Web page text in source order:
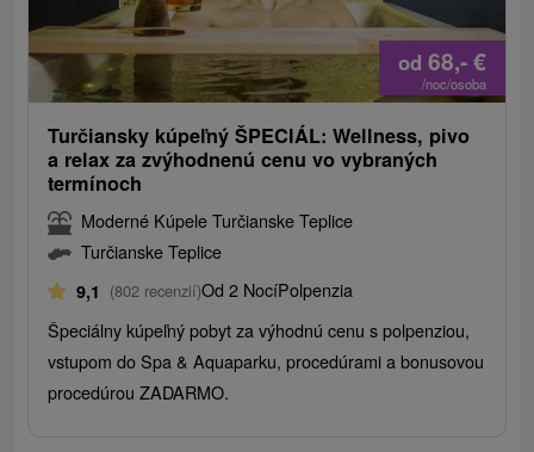
od 68,-€
/noc/osoba
Turčiansky kúpeľný ŠPECIÁL: Wellness, pivo
a relax za zvýhodnenú cenu vo vybraných
termínoch
Moderné Kúpele Turčianske Teplice
Turčianske Teplice
9,1 (802 recenzií)Od 2 NocíPolpenzia
Špeciálny kúpeľný pobyt za výhodnú cenu s polpenziou,
vstupom do Spa & Aquaparku, procedúrami a bonusovou
procedúrou ZADARMO.